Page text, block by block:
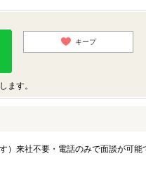
キープ
ます。
）来社不要・電話のみで面談が可能